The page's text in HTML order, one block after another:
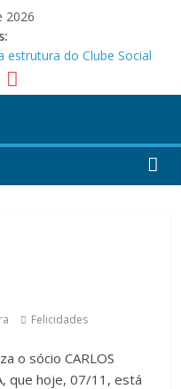
2026
estrutura do Clube Social
no Campeonato 50tão!
Felicidades
o sócio CARLOS
que hoje, 07/11, está